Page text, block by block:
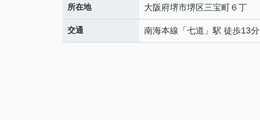
所在地 大阪府堺市堺区三宝町６丁
交通 南海本線 「七道 」駅 徒歩13分